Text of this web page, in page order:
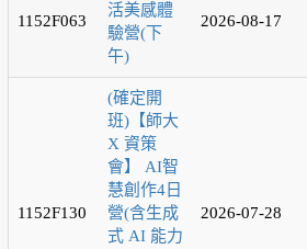
1152F063
活美感體
驗營(下
午)
2026-08-17
1152F130
(確定開
班)【師大
X 資策
會】 AI智
慧創作4日
營(含生成
式 AI 能力
2026-07-28